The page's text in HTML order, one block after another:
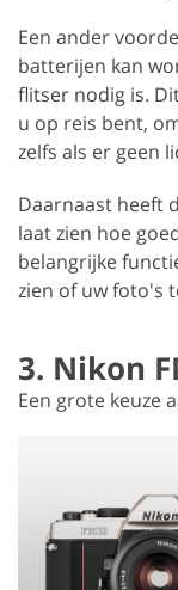
Een ander
batterijen kan
flitser nodig is.
u op reis bent,
zelfs als er geen
Daarnaast heeft
laat zien hoe
belangrijke
zien of uw foto's
3. Nikon
Een grote keuze